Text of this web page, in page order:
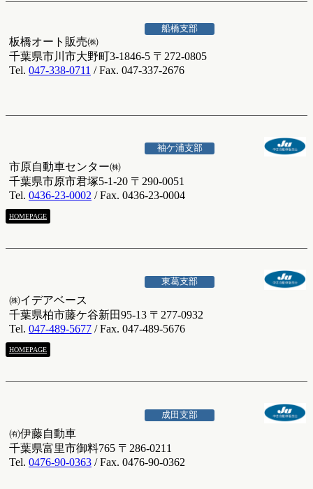
船橋支部
板橋オート販売㈱
千葉県市川市大野町3-1846-5 〒272-0805
Tel. 047-338-0711 / Fax. 047-337-2676
袖ケ浦支部
市原自動車センター㈱
千葉県市原市君塚5-1-20 〒290-0051
Tel. 0436-23-0002 / Fax. 0436-23-0004
HOMEPAGE
東葛支部
㈱イデアベース
千葉県柏市藤ケ谷新田95-13 〒277-0932
Tel. 047-489-5677 / Fax. 047-489-5676
HOMEPAGE
成田支部
㈲伊藤自動車
千葉県富里市御料765 〒286-0211
Tel. 0476-90-0363 / Fax. 0476-90-0362